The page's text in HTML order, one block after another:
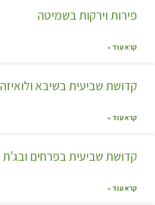
פירות וירקות בשמיטה
קרא עוד »
קדושת שביעית בשיבא ולואיזה
קרא עוד »
קדושת שביעית בפרחים ובג'ת
קרא עוד »